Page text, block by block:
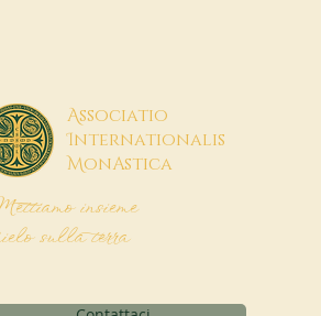
Associatio
Internationalis
MonAstica
insieme
sulla terra